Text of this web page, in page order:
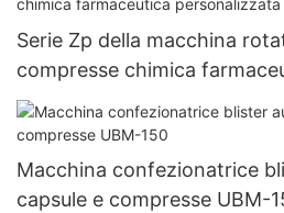
Serie Zp della macchina
compresse chimica
della pressa per pillole
Macchina confezionatrice
capsule e compresse UBM-